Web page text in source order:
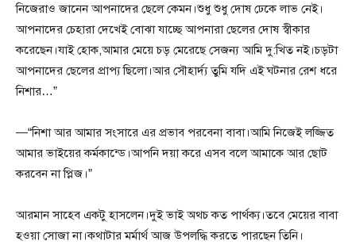
নিজেরাও জানেন আপনাদের ছেলে কেমন।শুধু শুধু দোষ ঢেকে লাভ নেই।
আপনাদের চেহারা দেখেই বোঝা যাচ্ছে আপনারা ছেলের দোষ স্বীকার
করেছেন।যাই হোক,আমার মেয়ে চড় মেরেছে সেজন্য আমি দু:খিত নই।চড়টা
আপনাদের ছেলের প্রাপ্য ছিলো।আর সৌহার্দ্য তুমি যদি এই ঘটনার রেশ ধরে
নিশার…”
—“নিশা আর আমার সংসারে এর প্রভাব পরবেনা বাবা।আমি নিজেই লজ্জিত
আমার ভাইয়ের কর্মকান্ডে।আপনি দয়া করে এসব বলে আমাকে আর ছোট
করবেন না প্লিজ।”
আরমান সাহেব একটু হাসলেন।দুই ভাই অথচ কত পার্থক্য।তবে মেয়ের বাবা
হওয়া সোজা না।কথাটার মর্মার্থ আজ উপলদ্ধি করতে পারছেন তিনি।